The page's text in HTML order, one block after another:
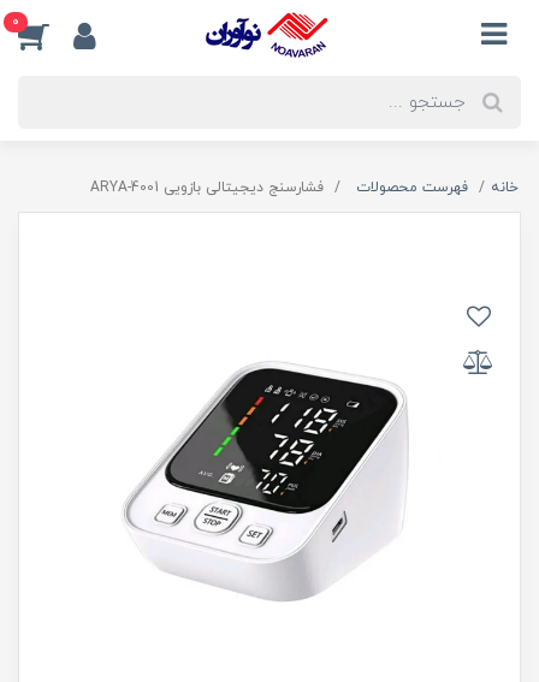
0
خانه فهرست محصولات فشارسنج دیجیتالی بازویی ARYA-4001